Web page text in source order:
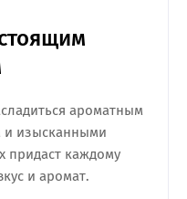
ароматным
изысканными
придаст каждому
и аромат.